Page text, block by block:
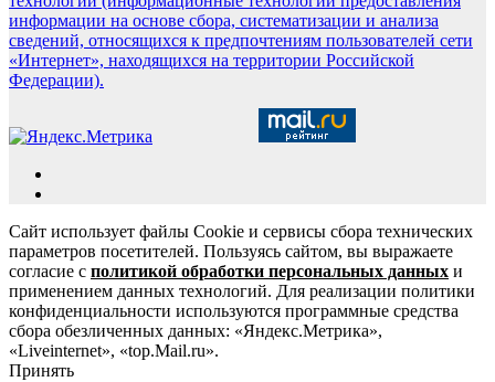
информации на основе сбора, систематизации и анализа
сведений, относящихся к предпочтениям пользователей сети
«Интернет», находящихся на территории Российской
Федерации).
Сайт использует файлы Cookie и сервисы сбора технических
параметров посетителей. Пользуясь сайтом, вы выражаете
согласие с политикой обработки персональных данных и
применением данных технологий. Для реализации политики
конфиденциальности используются программные средства
сбора обезличенных данных: «Яндекс.Метрика»,
«Liveinternet», «top.Mail.ru».
Принять